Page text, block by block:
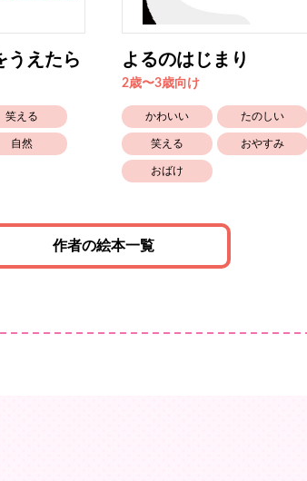
うえたら
笑える
自然
よるのはじまり
2歳〜3歳向け
かわいい たのしい
笑える おやすみ
おばけ
作者の絵本一覧